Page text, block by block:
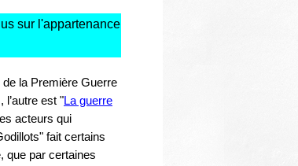
sur l'appartenance
la Première Guerre
l’autre est "La guerre
acteurs qui
fait certains
que par certaines